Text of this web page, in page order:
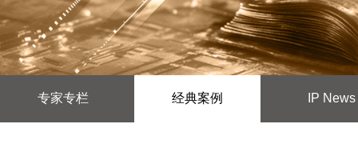
专家专栏 经典案例 IP News